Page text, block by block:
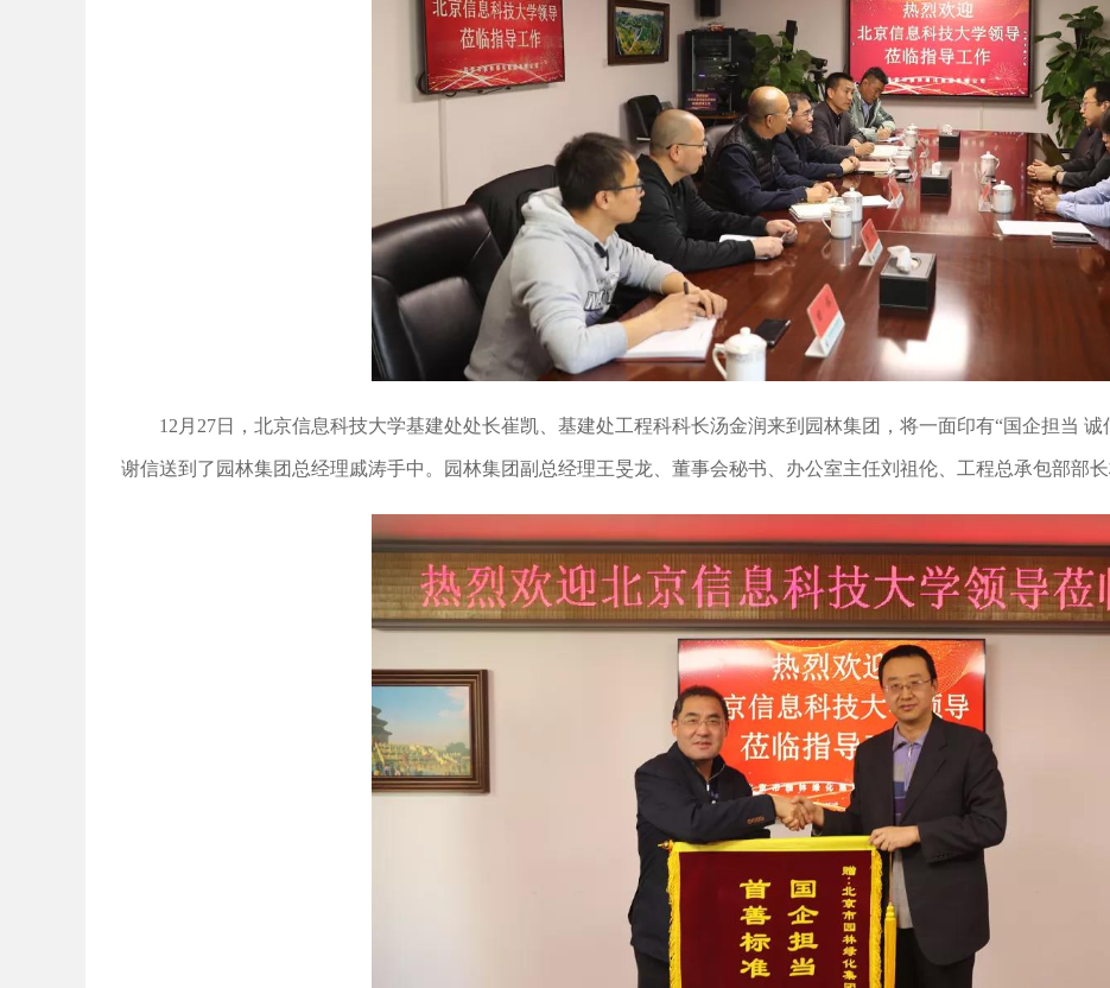
12月27日，北京信息科技大学基建处处长崔凯、基建处工程科科长汤金润来到园林集团，将一面印有“国企担当
谢信送到了园林集团总经理戚涛手中。园林集团副总经理王旻龙、董事会秘书、办公室主任刘祖伦、工程总承包部部